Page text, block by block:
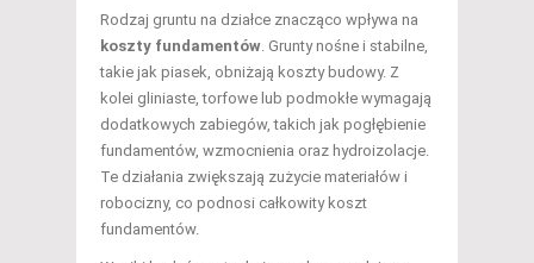
Rodzaj gruntu na działce znacząco wpływa na
koszty fundamentów . Grunty nośne i stabilne,
takie jak piasek, obniżają koszty budowy. Z
kolei gliniaste, torfowe lub podmokłe wymagają
dodatkowych zabiegów, takich jak pogłębienie
fundamentów, wzmocnienia oraz hydroizolacje.
Te działania zwiększają zużycie materiałów i
robocizny, co podnosi całkowity koszt
fundamentów.